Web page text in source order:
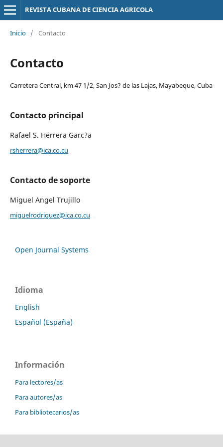
REVISTA CUBANA DE CIENCIA AGRICOLA
Inicio / Contacto
Contacto
Carretera Central, km 47 1/2, San Jos? de las Lajas, Mayabeque, Cuba
Contacto principal
Rafael S. Herrera Garc?a
rsherrera@ica.co.cu
Contacto de soporte
Miguel Angel Trujillo
miguelrodriguez@ica.co.cu
Open Journal Systems
Idioma
English
Español (España)
Información
Para lectores/as
Para autores/as
Para bibliotecarios/as